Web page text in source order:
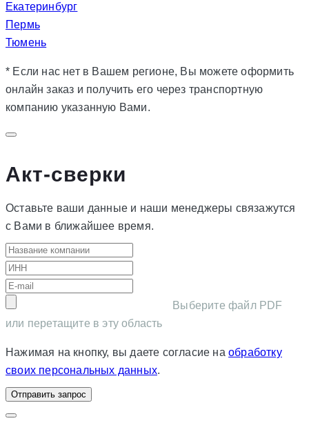
Екатеринбург
Пермь
Тюмень
* Если нас нет в Вашем регионе, Вы можете оформить
онлайн заказ и получить его через транспортную
компанию указанную Вами.
Акт-сверки
Оставьте ваши данные и наши менеджеры связажутся
с Вами в ближайшее время.
Выберите файл PDF
или перетащите в эту область
Нажимая на кнопку, вы даете согласие наобработку
своих персональных данных.
Отправить запрос